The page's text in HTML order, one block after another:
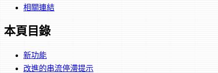
相關連結
本頁目錄
新功能
改進的串流停滯提示